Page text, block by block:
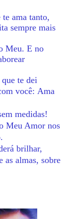
ama tanto,
sempre mais
Meu. E no
te dei
você: Ama
medidas!
Meu Amor nos
brilhar,
almas, sobre